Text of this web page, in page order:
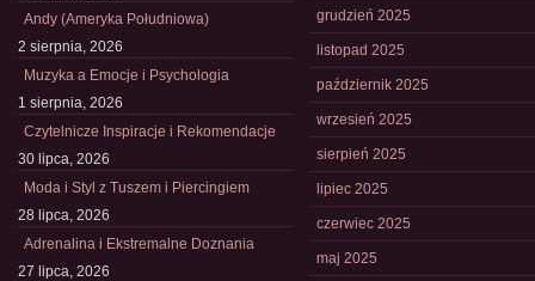
Andy (Ameryka Południowa)
2 sierpnia, 2026
Muzyka a Emocje i Psychologia
1 sierpnia, 2026
Czytelnicze Inspiracje i Rekomendacje
30 lipca, 2026
Moda i Styl z Tuszem i Piercingiem
28 lipca, 2026
Adrenalina i Ekstremalne Doznania
27 lipca, 2026
grudzień 2025
listopad 2025
październik 2025
wrzesień 2025
sierpień 2025
lipiec 2025
czerwiec 2025
maj 2025